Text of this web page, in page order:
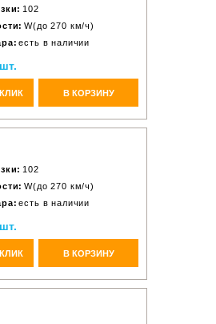
102
W(до 270 км/ч)
есть в наличии
В КОРЗИНУ
102
W(до 270 км/ч)
есть в наличии
В КОРЗИНУ